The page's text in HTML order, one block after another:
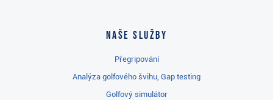
Naše služby
Přegripování
Analýza golfového švihu, Gap testing
Golfový simulátor